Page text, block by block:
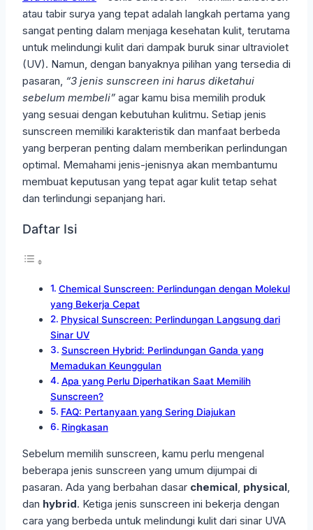
atau tabir surya yang tepat adalah langkah pertama yang
sangat penting dalam menjaga kesehatan kulit, terutama
untuk melindungi kulit dari dampak buruk sinar ultraviolet
(UV). Namun, dengan banyaknya pilihan yang tersedia di
pasaran, “3 jenis sunscreen ini harus diketahui
sebelum membeli” agar kamu bisa memilih produk
yang sesuai dengan kebutuhan kulitmu. Setiap jenis
sunscreen memiliki karakteristik dan manfaat berbeda
yang berperan penting dalam memberikan perlindungan
optimal. Memahami jenis-jenisnya akan membantumu
membuat keputusan yang tepat agar kulit tetap sehat
dan terlindungi sepanjang hari.
Daftar Isi
Chemical Sunscreen: Perlindungan dengan Molekul
yang Bekerja Cepat
Physical Sunscreen: Perlindungan Langsung dari
Sinar UV
Sunscreen Hybrid: Perlindungan Ganda yang
Memadukan Keunggulan
Apa yang Perlu Diperhatikan Saat Memilih
Sunscreen?
FAQ: Pertanyaan yang Sering Diajukan
Ringkasan
Sebelum memilih sunscreen, kamu perlu mengenal
beberapa jenis sunscreen yang umum dijumpai di
pasaran. Ada yang berbahan dasar chemical, physical,
dan hybrid. Ketiga jenis sunscreen ini bekerja dengan
cara yang berbeda untuk melindungi kulit dari sinar UVA